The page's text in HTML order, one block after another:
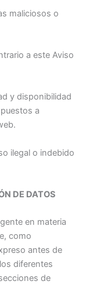
maliciosos o
a este Aviso
y disponibilidad
a
ilegal o indebido
DE DATOS
en materia
como
antes de
diferentes
de